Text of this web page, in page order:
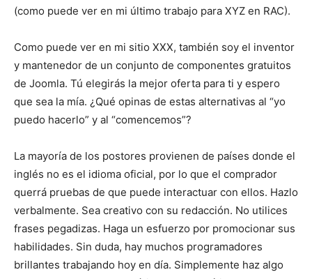
(como puede ver en mi último trabajo para XYZ en RAC).
Como puede ver en mi sitio XXX, también soy el inventor
y mantenedor de un conjunto de componentes gratuitos
de Joomla. Tú elegirás la mejor oferta para ti y espero
que sea la mía. ¿Qué opinas de estas alternativas al “yo
puedo hacerlo” y al “comencemos”?
La mayoría de los postores provienen de países donde el
inglés no es el idioma oficial, por lo que el comprador
querrá pruebas de que puede interactuar con ellos. Hazlo
verbalmente. Sea creativo con su redacción. No utilices
frases pegadizas. Haga un esfuerzo por promocionar sus
habilidades. Sin duda, hay muchos programadores
brillantes trabajando hoy en día. Simplemente haz algo